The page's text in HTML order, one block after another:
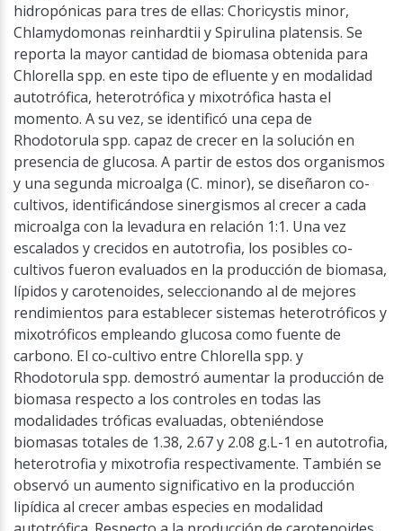
hidropónicas para tres de ellas: Choricystis minor,
Chlamydomonas reinhardtii y Spirulina platensis. Se
reporta la mayor cantidad de biomasa obtenida para
Chlorella spp. en este tipo de efluente y en modalidad
autotrófica, heterotrófica y mixotrófica hasta el
momento. A su vez, se identificó una cepa de
Rhodotorula spp. capaz de crecer en la solución en
presencia de glucosa. A partir de estos dos organismos
y una segunda microalga (C. minor), se diseñaron co-
cultivos, identificándose sinergismos al crecer a cada
microalga con la levadura en relación 1:1. Una vez
escalados y crecidos en autotrofia, los posibles co-
cultivos fueron evaluados en la producción de biomasa,
lípidos y carotenoides, seleccionando al de mejores
rendimientos para establecer sistemas heterotróficos y
mixotróficos empleando glucosa como fuente de
carbono. El co-cultivo entre Chlorella spp. y
Rhodotorula spp. demostró aumentar la producción de
biomasa respecto a los controles en todas las
modalidades tróficas evaluadas, obteniéndose
biomasas totales de 1.38, 2.67 y 2.08 g.L-1 en autotrofia,
heterotrofia y mixotrofia respectivamente. También se
observó un aumento significativo en la producción
lipídica al crecer ambas especies en modalidad